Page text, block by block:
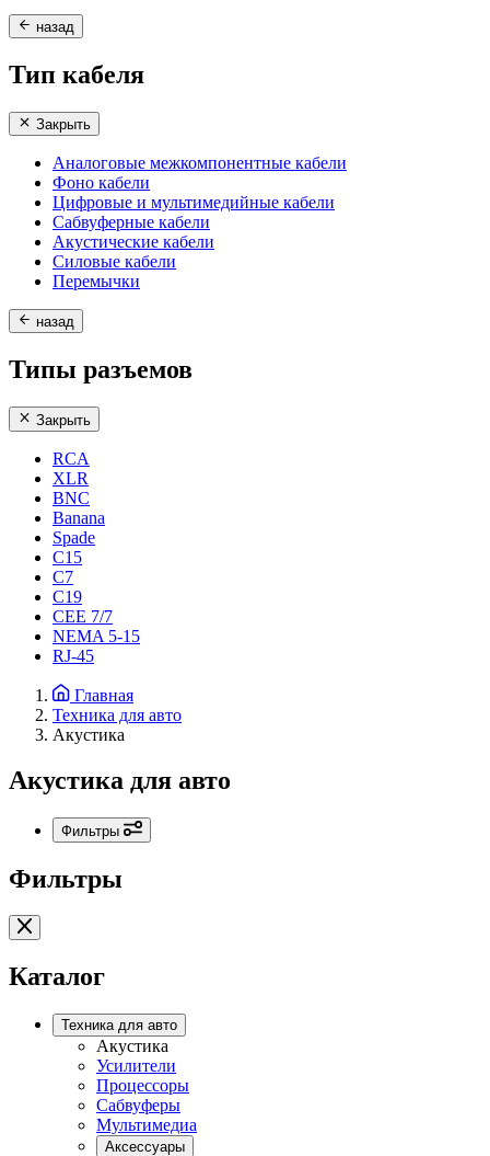
назад
Тип кабеля
Закрыть
Аналоговые межкомпонентные кабели
Фоно кабели
Цифровые и мультимедийные кабели
Сабвуферные кабели
Акустические кабели
Силовые кабели
Перемычки
назад
Типы разъемов
Закрыть
RCA
XLR
BNC
Banana
Spade
C15
С7
C19
CEE 7/7
NEMA 5-15
RJ-45
Главная
Техника для авто
Акустика
Акустика для авто
Фильтры
Фильтры
Каталог
Техника для авто
Акустика
Усилители
Процессоры
Сабвуферы
Мультимедиа
Аксессуары